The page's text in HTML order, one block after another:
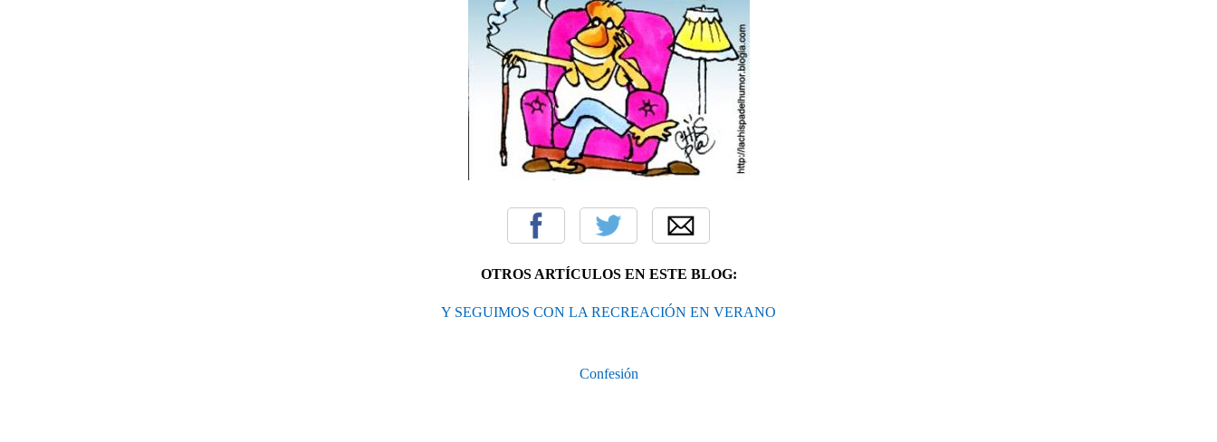
OTROS ARTÍCULOS EN ESTE BLOG:
Y SEGUIMOS CON LA RECREACIÓN EN VERANO
Confesión